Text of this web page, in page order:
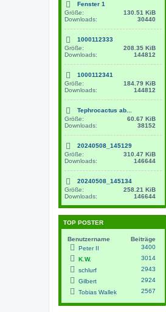
Fenster 1
Größe:
130.51 KiB
Downloads:
30440
1000112333
Größe:
208.35 KiB
Downloads:
144812
1000112341
Größe:
184.79 KiB
Downloads:
144812
Tephrocactus ab...
Größe:
60.67 KiB
Downloads:
38152
20240508_145129
Größe:
310.47 KiB
Downloads:
146644
20240508_145134
Größe:
258.21 KiB
Downloads:
146644
TOP POSTER
Benutzername
Beiträge
Peter II
3400
K.W.
3014
schlurf
2943
Gilbert
2924
Tobias Wallek
2567